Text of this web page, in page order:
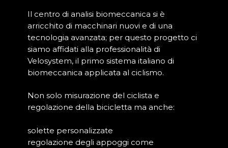
Il centro di analisi biomeccanica si è
arricchito di macchinari nuovi e di una
tecnologia avanzata; per questo progetto ci
siamo affidati alla professionalità di
Velosystem, il primo sistema italiano di
biomeccanica applicata al ciclismo.
Non solo misurazione del ciclista e
regolazione della bicicletta ma anche:
solette personalizzate
regolazione degli appoggi come